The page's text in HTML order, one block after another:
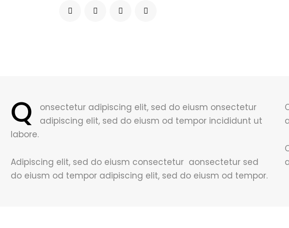
Q
onsectetur adipiscing elit, sed do eiusm onsectetur
adipiscing elit, sed do eiusm od tempor incididunt ut
labore.
Adipiscing elit, sed do eiusm consectetur aonsectetur sed
do eiusm od tempor adipiscing elit, sed do eiusm od tempor.